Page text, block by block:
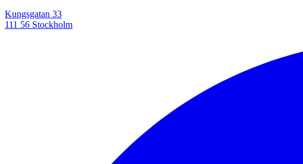
Kungsgatan 33
111 56 Stockholm